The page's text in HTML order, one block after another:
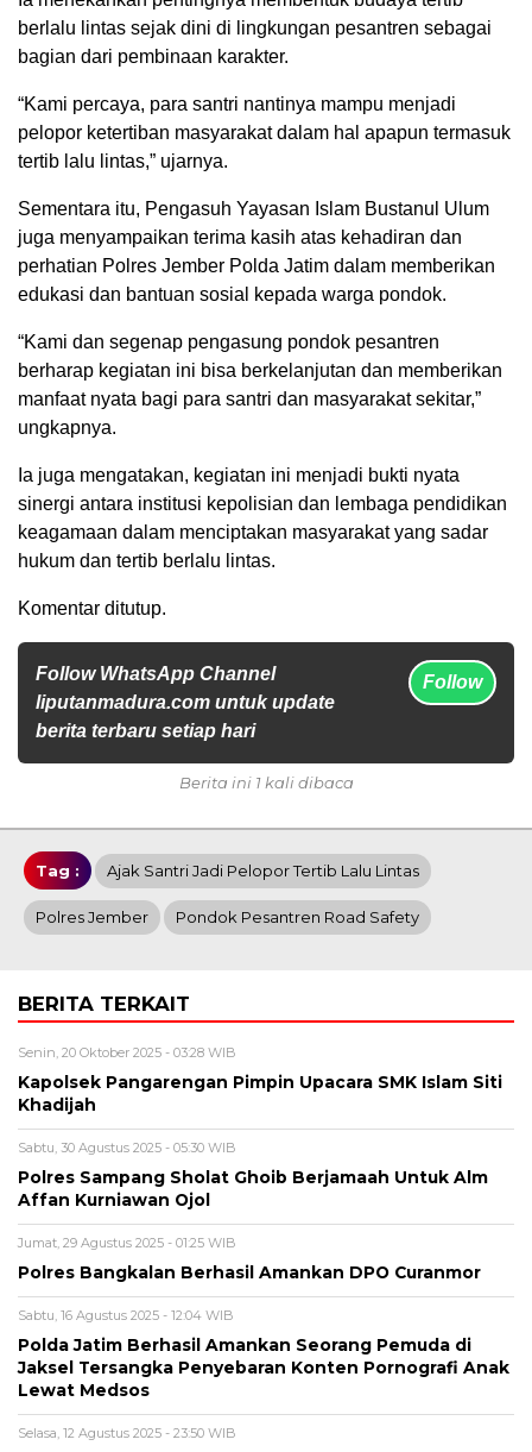
berlalu lintas sejak dini di lingkungan pesantren sebagai
bagian dari pembinaan karakter.
“Kami percaya, para santri nantinya mampu menjadi
pelopor ketertiban masyarakat dalam hal apapun termasuk
tertib lalu lintas,” ujarnya.
Sementara itu, Pengasuh Yayasan Islam Bustanul Ulum
juga menyampaikan terima kasih atas kehadiran dan
perhatian Polres Jember Polda Jatim dalam memberikan
edukasi dan bantuan sosial kepada warga pondok.
“Kami dan segenap pengasung pondok pesantren
berharap kegiatan ini bisa berkelanjutan dan memberikan
manfaat nyata bagi para santri dan masyarakat sekitar,”
ungkapnya.
Ia juga mengatakan, kegiatan ini menjadi bukti nyata
sinergi antara institusi kepolisian dan lembaga pendidikan
keagamaan dalam menciptakan masyarakat yang sadar
hukum dan tertib berlalu lintas.
Komentar ditutup.
Follow WhatsApp Channel
liputanmadura.com untuk update
berita terbaru setiap hari
Follow
Berita ini 1 kali dibaca
Tag : Ajak Santri Jadi Pelopor Tertib Lalu Lintas
Polres Jember Pondok Pesantren Road Safety
BERITA TERKAIT
Senin, 20 Oktober 2025 - 03:28 WIB
Kapolsek Pangarengan Pimpin Upacara SMK Islam Siti
Khadijah
Sabtu, 30 Agustus 2025 - 05:30 WIB
Polres Sampang Sholat Ghoib Berjamaah Untuk Alm
Affan Kurniawan Ojol
Jumat, 29 Agustus 2025 - 01:25 WIB
Polres Bangkalan Berhasil Amankan DPO Curanmor
Sabtu, 16 Agustus 2025 - 12:04 WIB
Polda Jatim Berhasil Amankan Seorang Pemuda di
Jaksel Tersangka Penyebaran Konten Pornografi Anak
Lewat Medsos
Selasa, 12 Agustus 2025 - 23:50 WIB